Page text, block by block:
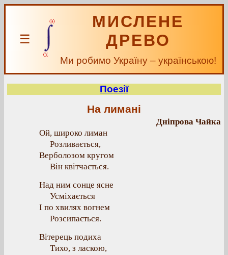
☰
МИСЛЕНЕ
ДРЕВО
Ми робимо Україну – українською!
Поезії
На лимані
Дніпрова Чайка
Ой, широко лиман
Розливається,
Верболозом кругом
Він квітчається.
Над ним сонце ясне
Усміхається
І по хвилях вогнем
Розсипається.
Вітерець подиха
Тихо, з ласкою,